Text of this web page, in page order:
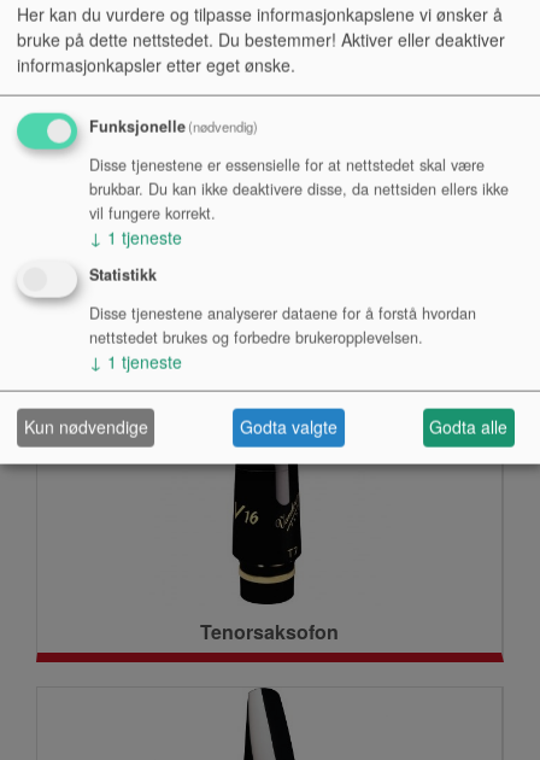
Alt saksofon
Tenorsaksofon
Her kan du vurdere og tilpasse informasjonkapslene vi ønsker å
bruke på dette nettstedet. Du bestemmer! Aktiver eller deaktiver
informasjonkapsler etter eget ønske.
Funksjonelle(nødvendig)
Disse tjenestene er essensielle for at nettstedet skal være
brukbar. Du kan ikke deaktivere disse, da nettsiden ellers ikke
vil fungere korrekt.
↓ 1 tjeneste
Statistikk
Disse tjenestene analyserer dataene for å forstå hvordan
nettstedet brukes og forbedre brukeropplevelsen.
↓ 1 tjeneste
Kun nødvendige Godta valgte Godta alle